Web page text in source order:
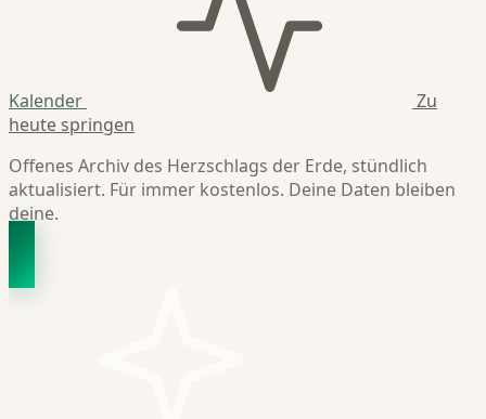
Kalender
Zu
heute springen
Offenes Archiv des Herzschlags der Erde, stündlich
aktualisiert. Für immer kostenlos. Deine Daten bleiben
deine.